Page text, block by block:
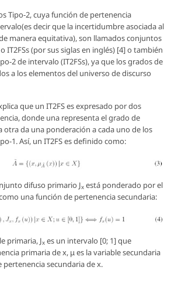
Tipo-2, cuya función de pertenencia
decir que la incertidumbre asociada al
manera equitativa), son llamados conjuntos
IT2FSs (por sus siglas en inglés) [4] o también
2 de intervalo (IT2FSs), ya que los grados de
a los elementos del universo de discurso
que un IT2FS es expresado por dos
donde una representa el grado de
otra da una ponderación a cada uno de los
1. Así, un IT2FS es definido como:
difuso primario Jx está ponderado por el
una función de pertenencia secundaria:
primaria, Jx es un intervalo [0; 1] que
primaria de x, μ es la variable secundaria
pertenencia secundaria de x.